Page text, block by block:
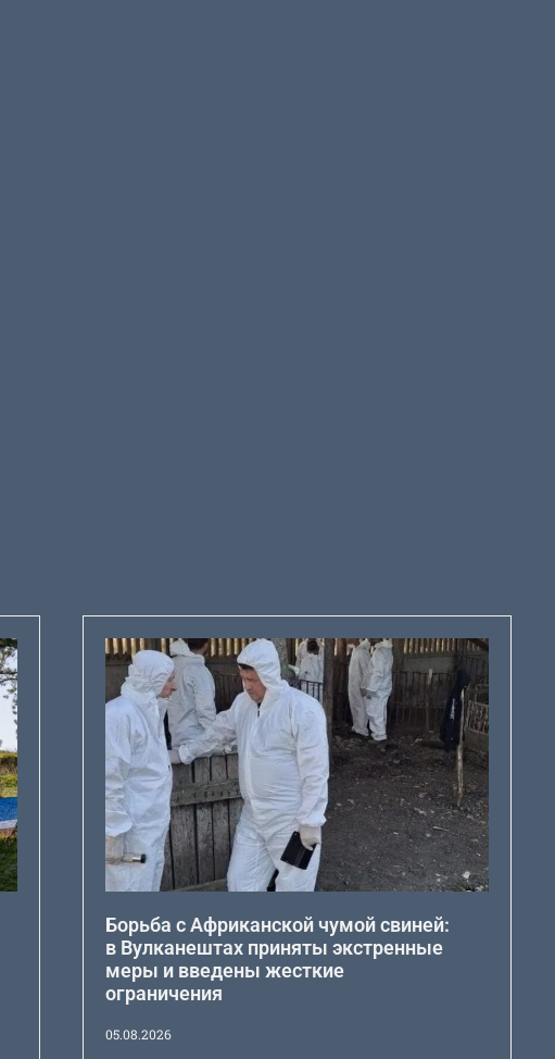
Борьба с Африканской чумой свиней:
в Вулканештах приняты экстренные
меры и введены жесткие
ограничения
05.08.2026